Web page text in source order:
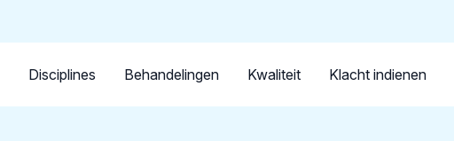
Disciplines Behandelingen Kwaliteit Klacht indienen
Meijer, F.J.